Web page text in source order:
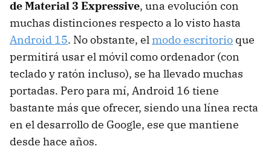
de Material 3 Expressive, una evolución con
muchas distinciones respecto a lo visto hasta
Android 15. No obstante, el modo escritorio que
permitirá usar el móvil como ordenador (con
teclado y ratón incluso), se ha llevado muchas
portadas. Pero para mí, Android 16 tiene
bastante más que ofrecer, siendo una línea recta
en el desarrollo de Google, ese que mantiene
desde hace años.